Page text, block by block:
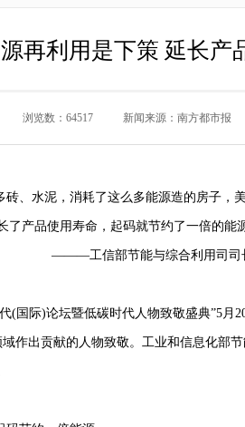
再利用是下策 延长产
浏览数：64517 新闻来源：南方都市报
砖、水泥，消耗了这么多能源造的房子，
了产品使用寿命，起码就节约了一倍的能
节能与综合利用司司长
(国际)论坛暨低碳时代人物致敬盛典”5
作出贡献的人物致敬。工业和信息化部